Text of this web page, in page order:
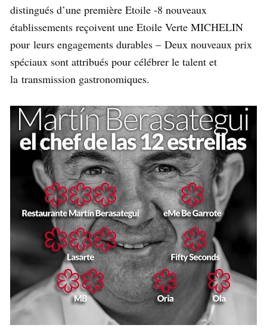
distingués d’une première Etoile -8 nouveaux
établissements reçoivent une Etoile Verte MICHELIN
pour leurs engagements durables – Deux nouveaux prix
spéciaux sont attribués pour célébrer le talent et
la transmission gastronomiques.